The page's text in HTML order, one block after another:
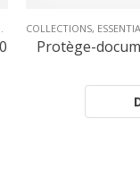
,PROTÈGE-
COLLECTIONS,
Protège-